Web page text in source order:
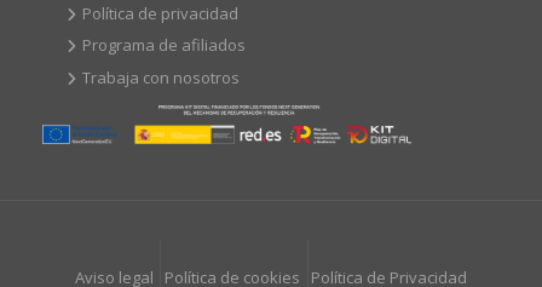
Política de privacidad
Programa de afiliados
Trabaja con nosotros
Aviso legal Política de cookies Política de Privacidad